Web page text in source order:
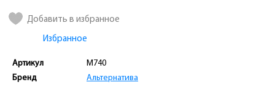
Добавить в избранное
Избранное
Артикул
M740
Бренд
Альтернатива